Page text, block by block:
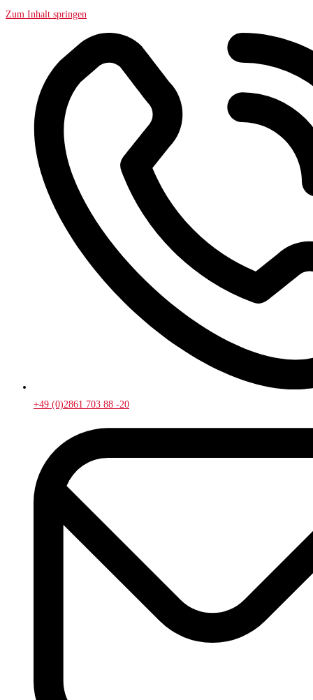
Zum Inhalt springen
+49 (0)2861 703 88 -20